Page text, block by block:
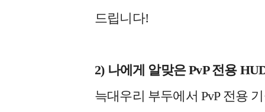
드립니다!
2) 나에게 알맞은 PvP 전용
늑대우리 부두에서 PvP 전용